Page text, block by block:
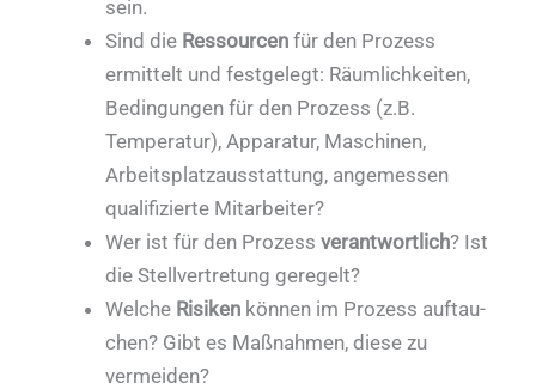
sein.
Sind die Ressourcen für den Prozess
ermit­telt und festgelegt: Räumlichkeiten,
Bedin­gungen für den Prozess (z.B.
Temperatur), Apparatur, Maschinen,
Arbeitsplatzausstattung, angemessen
quali­fizierte Mitarbei­ter?
Wer ist für den Prozess verantwortlich? Ist
die Stellvertretung geregelt?
Welche Risiken können im Prozess auftau­
chen? Gibt es Maßnahmen, diese zu
vermeiden?